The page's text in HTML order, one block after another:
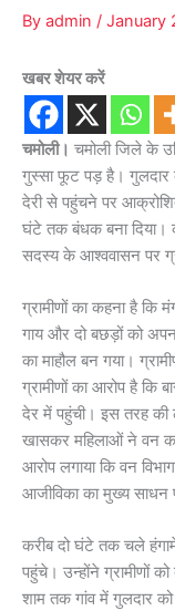
By admin / January
खबर शेयर करें
चमोली। चमोली जिले के
गुस्सा फूट पड़ है। गुलदार
देरी से पहुंचने पर
घंटे तक बंधक बना दिया।
सदस्य के आश्ववासन पर
ग्रामीणों का कहना है कि
गाय और दो बछड़ों को
का माहौल बन गया।
ग्रामीणों का आरोप है कि
देर में पहुंची। इस तरह की
खासकर महिलाओं ने वन
आरोप लगाया कि वन
आजीविका का मुख्य साधन
करीब दो घंटे तक चले
पहुंचे। उन्होंने ग्रामीणों
शाम तक गांव में गुलदार